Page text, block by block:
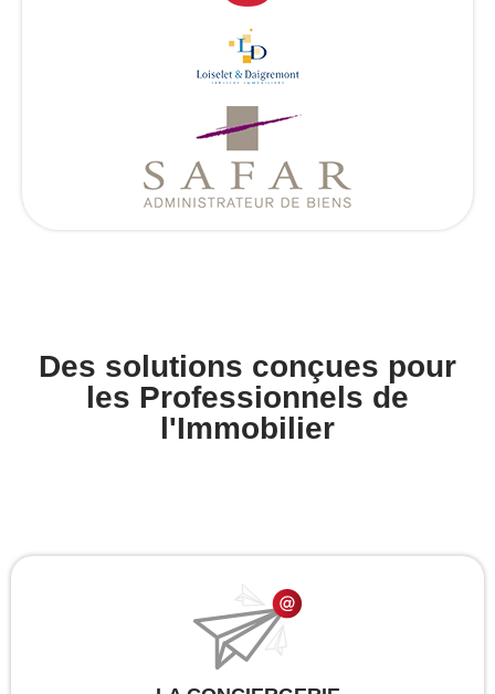
Des solutions conçues pour
les Professionnels de
l'Immobilier